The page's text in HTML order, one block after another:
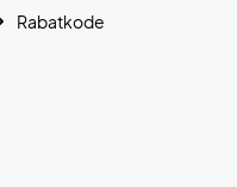
Rabatkode